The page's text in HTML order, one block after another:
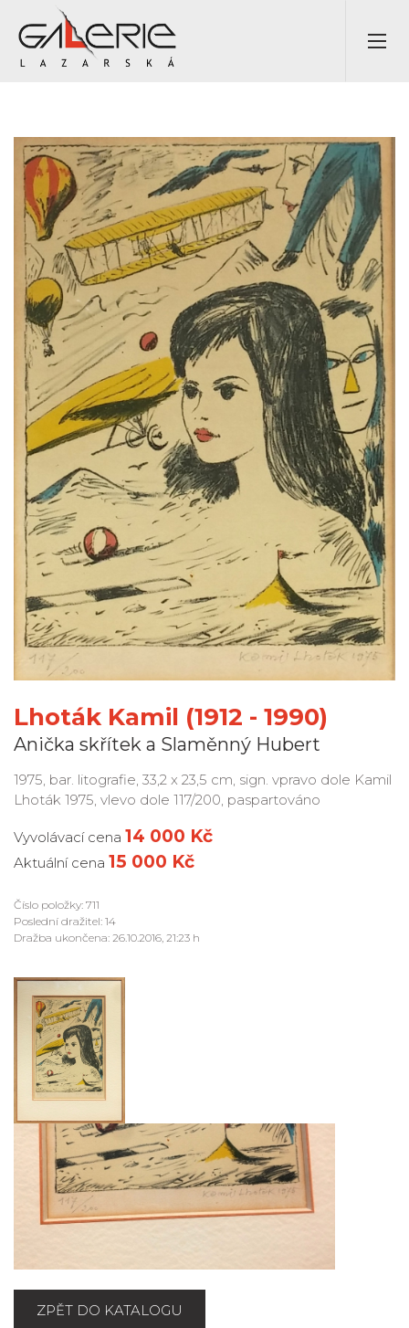
Lhoták Kamil (1912 - 1990)
Anička skřítek a Slaměnný Hubert
1975, bar. litografie, 33,2 x 23,5 cm, sign. vpravo dole Kamil
Lhoták 1975, vlevo dole 117/200, paspartováno
Vyvolávací cena 14 000 Kč
Aktuální cena 15 000 Kč
Číslo položky: 711
Poslední dražitel: 14
Dražba ukončena: 26.10.2016, 21:23 h
ZPĚT DO KATALOGU